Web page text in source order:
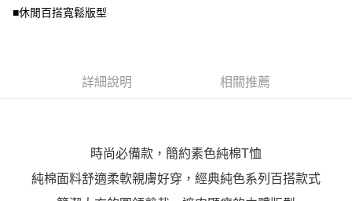
資料（包含姓名、電話或地址）提供予台灣大哥大進項蒐集、處理及利用，
※ 交易是否成功請以「AFTEE先享後付 」之結帳頁面顯示為準，若有關於
１．透過由恩沛科技股份有限公司提供之「AFTEE先享後付」服務完成之交
３．未成年的使用者請事先徵得法定代理人或監護人之同意方可使用
任。
付款後7-11取貨
每筆NT$100，滿NT$1,000(含以上)免運費
■休閒百搭寬鬆版型
詳細說明 相關推薦
時尚必備款，簡約素色純棉T恤
純棉面料舒適柔軟親膚好穿，經典純色系列百搭款式